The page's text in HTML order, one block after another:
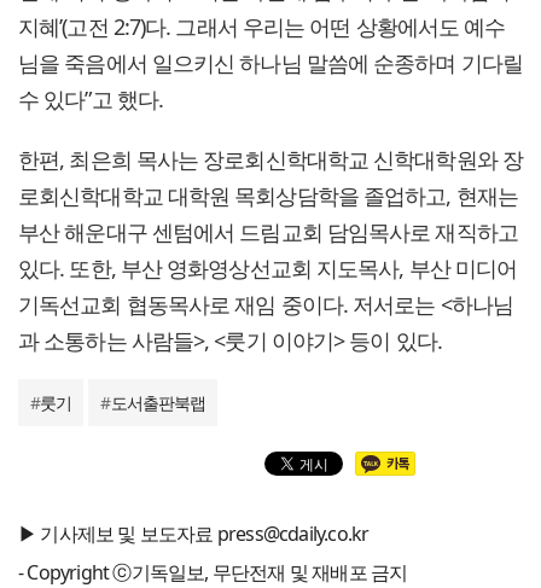
지혜’(고전 2:7)다. 그래서 우리는 어떤 상황에서도 예수
님을 죽음에서 일으키신 하나님 말씀에 순종하며 기다릴
수 있다”고 했다.
한편, 최은희 목사는 장로회신학대학교 신학대학원와 장
로회신학대학교 대학원 목회상담학을 졸업하고, 현재는
부산 해운대구 센텀에서 드림교회 담임목사로 재직하고
있다. 또한, 부산 영화영상선교회 지도목사, 부산 미디어
기독선교회 협동목사로 재임 중이다. 저서로는 <하나님
과 소통하는 사람들>, <룻기 이야기> 등이 있다.
#룻기 #도서출판북랩
▶ 기사제보 및 보도자료 press@cdaily.co.kr
- Copyright ⓒ기독일보, 무단전재 및 재배포 금지